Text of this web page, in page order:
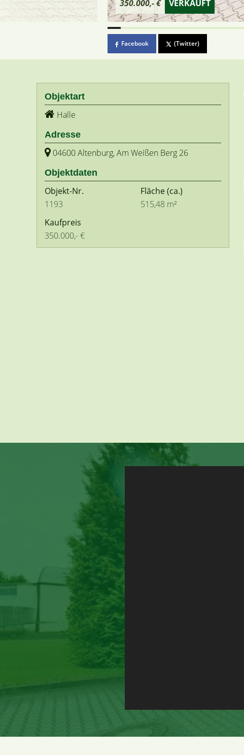
350.000,- € VERKAUFT
Facebook (Twitter)
Objektart
Halle
Adresse
04600 Altenburg, Am Weißen Berg 26
Objektdaten
Objekt-Nr.
1193
Fläche(ca.)
515,48 m²
Kaufpreis
350.000,- €